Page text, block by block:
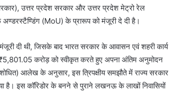
उत्तर प्रदेश सरकार और उत्तर प्रदेश मेट्रो रेल
अण्डरस्टैण्डिंग (MoU) के प्रारूप को मंजूरी दे दी है।
दी थी, जिसके बाद भारत सरकार के आवासन एवं शहरी कार्य
करोड़ को स्वीकृत करते हुए अपना अंतिम अनुमोदन
(संशोधित) आलेख के अनुसार, इस त्रिपक्षीय समझौते में राज्य सरकार
गया है। इस कॉरिडोर के बनने से पुराने लखनऊ के लाखों निवासियों